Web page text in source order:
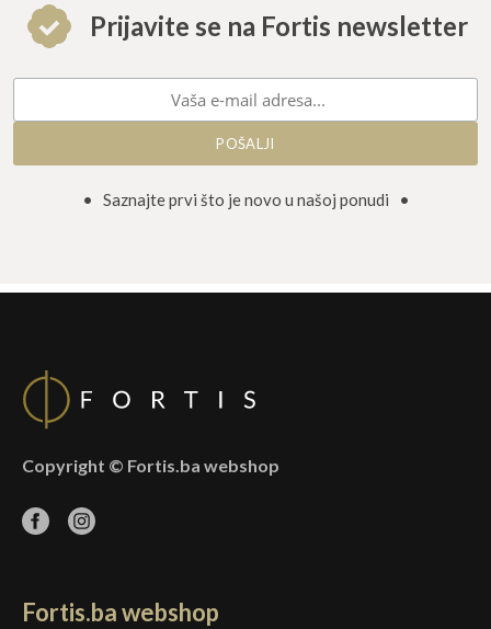
Prijavite se na Fortis newsletter
• Saznajte prvi što je novo u našoj ponudi •
Copyright © Fortis.ba webshop
Fortis.ba webshop